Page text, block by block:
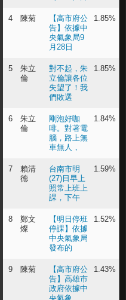
4 陳菊
【高市府公
告】依據中
央氣象局9
月28日
1.85%
5
朱立
倫
對不起，朱
立倫讓各位
失望了！我
們敗選
1.85%
6
朱立
倫
剛泡好咖
啡。對著電
腦，路上無
車無人，
1.84%
7
賴清
德
台南市明
(27)日早上
照常上班上
課，下午
1.59%
8
鄭文
燦
【明日停班
停課】依據
中央氣象局
發布的
1.52%
9 陳菊
【高市府公
告】高雄市
政府依據中
央氣象
1.43%